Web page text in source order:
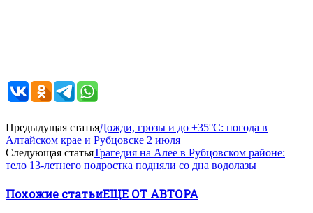
Предыдущая статьяДожди, грозы и до +35°С: погода в
Алтайском крае и Рубцовске 2 июля
Следующая статьяТрагедия на Алее в Рубцовском районе:
тело 13-летнего подростка подняли со дна водолазы
Похожие статьиЕЩЕ ОТ АВТОРА